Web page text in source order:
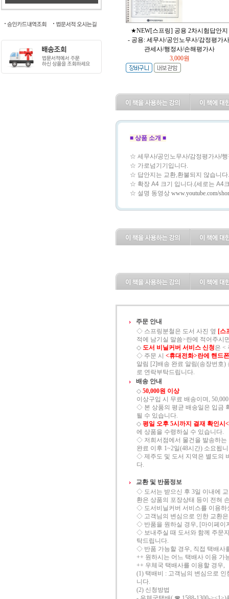
★NEW[스프링] 공용 2차시험답안지
- 공용: 세무사/공인노무사/감정평가
관세사/행정사/손해평가사
3,000원
■ 상품 소개 ■
☆ 세무사/공인노무사/감정평가사/
☆ 가로넘기기입니다.
☆ 답안지는 교환,환불되지 않습니다.
☆ 확장 A4 크기 입니다.(세로는 A4
☆ 설명 동영상 www.youtube.com/
주문 안내
◇ 스프링분철은 도서 사진 옆 [스
적에 남기실 말씀>란에 적어주시
◇ 도서 비닐커버 서비스 신청은 <
◇ 주문 시 <휴대전화>란에 핸드
알림 [2]배송 완료 알림(송장번호)
로 연락부탁드립니다.
배송 안내
◇ 50,000원 이상
이상구입 시 무료 배송이며,
◇ 본 상품의 평균 배송일은 입금
될 수 있습니다.
◇ 평일 오후 5시까지 결재 확인
에 상품을 수령하실 수 있습니다.
◇ 저희서점에서 물건을 발송하는
완료 이후 1~2일(48시간) 소요됩
◇ 제주도 및 도서 지역은 별도의
다.
교환 및 반품정보
◇ 도서는 받으신 후 3일 이내에
환은 상품의 포장상태 등이 전혀
◇ 도서비닐커버 서비스를 이용하
◇ 고객님의 변심으로 인한 교환
◇ 반품을 원하실 경우, [마이페이
◇ 보내주실 때 도서와 함께 주문
탁드립니다.
◇ 반품 가능할 경우, 직접 택배사
++ 원하시는 어느 택배사 이용 가
++ 우체국 택배사를 이용할 경우,
(1) 택배비 : 고객님의 변심으로
니다.
(2) 신청방법